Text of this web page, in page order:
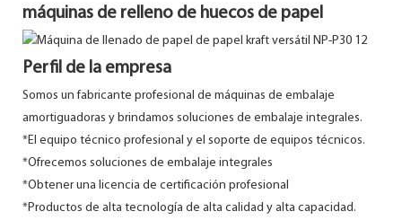
máquinas de relleno de huecos de papel
Perfil de la empresa
Somos un fabricante profesional de máquinas de embalaje
amortiguadoras y brindamos soluciones de embalaje integrales.
*El equipo técnico profesional y el soporte de equipos técnicos.
*Ofrecemos soluciones de embalaje integrales
*Obtener una licencia de certificación profesional
*Productos de alta tecnología de alta calidad y alta capacidad.